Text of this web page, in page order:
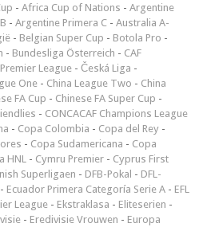
- Africa Cup of Nations - Argentine
- Argentine Primera C - Australia A-
- Belgian Super Cup - Botola Pro -
- Bundesliga Österreich - CAF
League - Česká Liga -
One - China League Two - China
FA Cup - Chinese FA Super Cup -
- CONCACAF Champions League
- Copa Colombia - Copa del Rey -
- Copa Sudamericana - Copa
HNL - Cymru Premier - Cyprus First
Superligaen - DFB-Pokal - DFL-
- Ecuador Primera Categoría Serie A - EFL
League - Ekstraklasa - Eliteserien -
- Eredivisie Vrouwen - Europa